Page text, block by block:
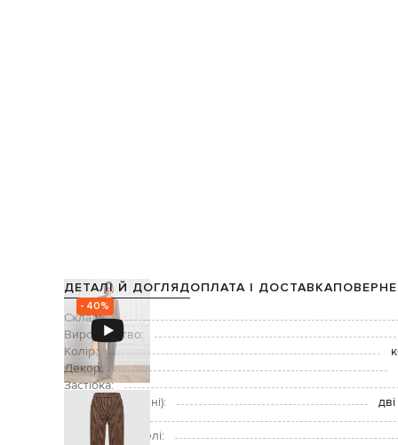
- 40%
ДЕТАЛІ Й ДОГЛЯДОПЛАТА І ДОСТАВКА
Склад:
Виробництво:
Колір:
Декор:
Застібка:
Кишені (зовнішні):
Догляд:
Розмір на моделі: